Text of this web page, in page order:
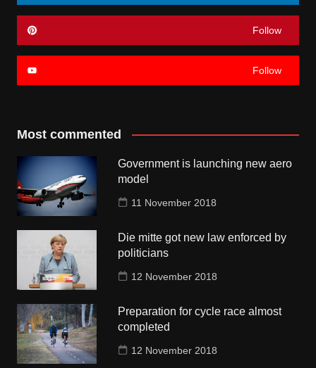
Follow
Follow
Most commented
Government is launching new aero
model
11 November 2018
Die mitte got new law enforced by
politicians
12 November 2018
Preparation for cycle race almost
completed
12 November 2018